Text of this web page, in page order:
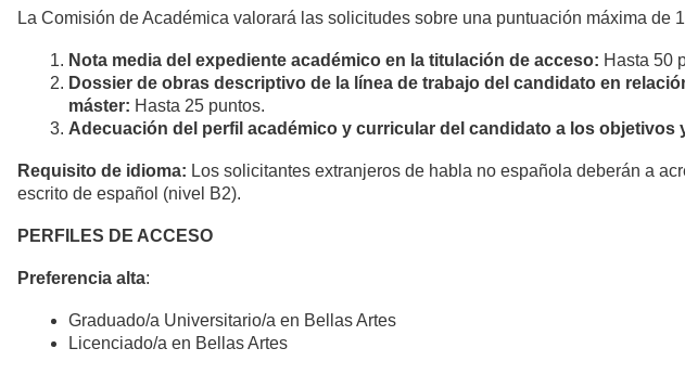
La Comisión de Académica valorará las solicitudes sobre una puntuación máxima de
Nota media del expediente académico en la titulación de acceso: Hasta 50
Dossier de obras descriptivo de la línea de trabajo del candidato en
máster: Hasta 25 puntos.
Adecuación del perfil académico y curricular del candidato a los objetivos
Requisito de idioma: Los solicitantes extranjeros de habla no española deberán a
escrito de español (nivel B2).
PERFILES DE ACCESO
Preferencia alta:
Graduado/a Universitario/a en Bellas Artes
Licenciado/a en Bellas Artes